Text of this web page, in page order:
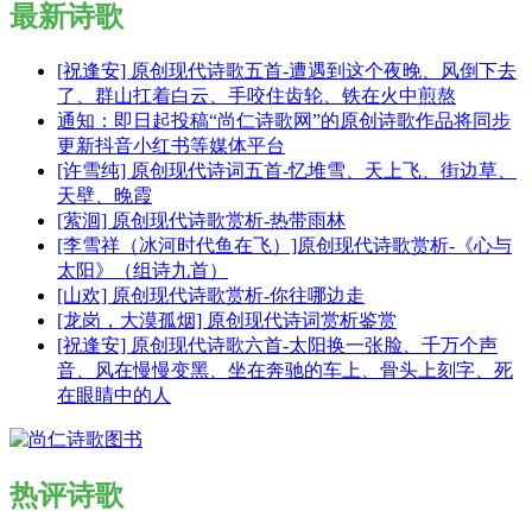
最新诗歌
[祝逢安] 原创现代诗歌五首-遭遇到这个夜晚、风倒下去
了、群山扛着白云、手咬住齿轮、铁在火中煎熬
通知：即日起投稿“尚仁诗歌网”的原创诗歌作品将同步
更新抖音小红书等媒体平台
[许雪纯] 原创现代诗词五首-忆堆雪、天上飞、街边草、
天壁、晚霞
[萦洄] 原创现代诗歌赏析-热带雨林
[李雪祥（冰河时代鱼在飞）]原创现代诗歌赏析-《心与
太阳》（组诗九首）
[山欢] 原创现代诗歌赏析-你往哪边走
[龙岗，大漠孤烟] 原创现代诗词赏析鉴赏
[祝逢安] 原创现代诗歌六首-太阳换一张脸、千万个声
音、风在慢慢变黑、坐在奔驰的车上、骨头上刻字、死
在眼睛中的人
热评诗歌